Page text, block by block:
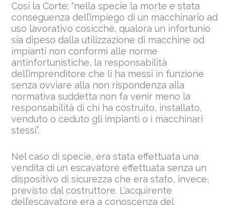
Così la Corte: “nella specie la morte e stata
conseguenza dell’impiego di un macchinario ad
uso lavorativo cosicché, qualora un infortunio
sia dipeso dalla utilizzazione di macchine od
impianti non conformi alle norme
antinfortunistiche, la responsabilità
dell’imprenditore che li ha messi in funzione
senza ovviare alla non rispondenza alla
normativa suddetta non fa venir meno la
responsabilità di chi ha costruito, installato,
venduto o ceduto gli impianti o i macchinari
stessi”.
Nel caso di specie, era stata effettuata una
vendita di un escavatore effettuata senza un
dispositivo di sicurezza che era stato, invece,
previsto dal costruttore. L’acquirente
dell’escavatore era a conoscenza del